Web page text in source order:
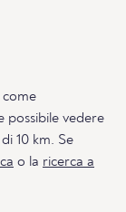
come
possibile vedere
10 km. Se
o la ricerca a